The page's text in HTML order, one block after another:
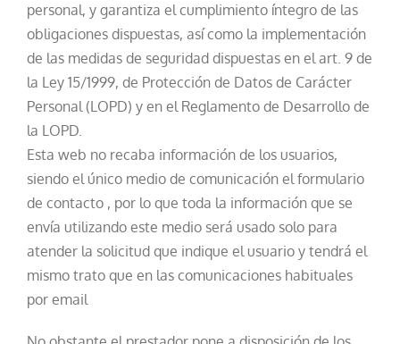
personal, y garantiza el cumplimiento íntegro de las
obligaciones dispuestas, así como la implementación
de las medidas de seguridad dispuestas en el art. 9 de
la Ley 15/1999, de Protección de Datos de Carácter
Personal (LOPD) y en el Reglamento de Desarrollo de
la LOPD.
Esta web no recaba información de los usuarios,
siendo el único medio de comunicación el formulario
de contacto , por lo que toda la información que se
envía utilizando este medio será usado solo para
atender la solicitud que indique el usuario y tendrá el
mismo trato que en las comunicaciones habituales
por email